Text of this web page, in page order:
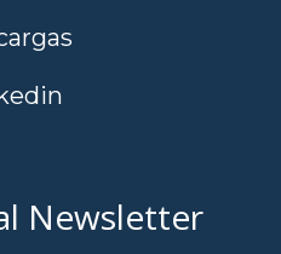
Newsletter